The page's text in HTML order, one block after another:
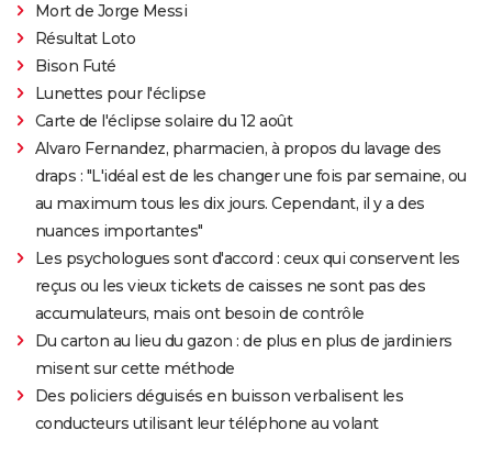
Mort de Jorge Messi
Résultat Loto
Bison Futé
Lunettes pour l'éclipse
Carte de l'éclipse solaire du 12 août
Alvaro Fernandez, pharmacien, à propos du lavage des
draps : "L'idéal est de les changer une fois par semaine, ou
au maximum tous les dix jours. Cependant, il y a des
nuances importantes"
Les psychologues sont d'accord : ceux qui conservent les
reçus ou les vieux tickets de caisses ne sont pas des
accumulateurs, mais ont besoin de contrôle
Du carton au lieu du gazon : de plus en plus de jardiniers
misent sur cette méthode
Des policiers déguisés en buisson verbalisent les
conducteurs utilisant leur téléphone au volant